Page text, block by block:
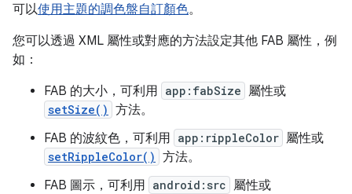
可以使用主題的調色盤自訂顏色。
您可以透過 XML 屬性或對應的方法設定其他 FAB 屬性，例
如：
FAB 的大小，可利用 app:fabSize 屬性或
setSize() 方法。
FAB 的波紋色，可利用 app:rippleColor 屬性或
setRippleColor() 方法。
FAB 圖示，可利用 android:src 屬性或